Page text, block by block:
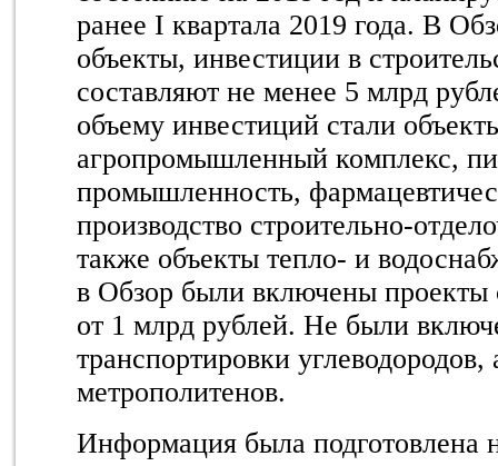
ранее I квартала 2019 года. В
объекты, инвестиции в
составляют не менее 5 млрд
объему инвестиций стали
агропромышленный комплекс,
промышленность,
производство строительно-
также объекты тепло- и
в Обзор были включены проекты
от 1 млрд рублей. Не были
транспортировки
метрополитенов.
Информация была подготовлена